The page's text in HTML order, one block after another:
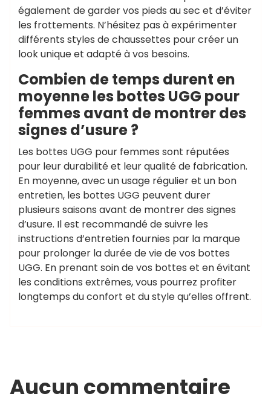
également de garder vos pieds au sec et d’éviter
les frottements. N’hésitez pas à expérimenter
différents styles de chaussettes pour créer un
look unique et adapté à vos besoins.
Combien de temps durent en
moyenne les bottes UGG pour
femmes avant de montrer des
signes d’usure ?
Les bottes UGG pour femmes sont réputées
pour leur durabilité et leur qualité de fabrication.
En moyenne, avec un usage régulier et un bon
entretien, les bottes UGG peuvent durer
plusieurs saisons avant de montrer des signes
d’usure. Il est recommandé de suivre les
instructions d’entretien fournies par la marque
pour prolonger la durée de vie de vos bottes
UGG. En prenant soin de vos bottes et en évitant
les conditions extrêmes, vous pourrez profiter
longtemps du confort et du style qu’elles offrent.
Aucun commentaire